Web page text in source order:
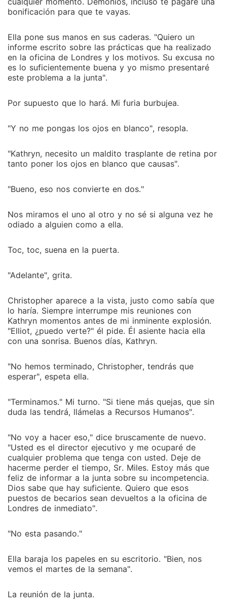
bonificación para que te vayas.
Ella pone sus manos en sus caderas. "Quiero un
informe escrito sobre las prácticas que ha realizado
en la oficina de Londres y los motivos. Su excusa no
es lo suficientemente buena y yo mismo presentaré
este problema a la junta".
Por supuesto que lo hará. Mi furia burbujea.
"Y no me pongas los ojos en blanco", resopla.
"Kathryn, necesito un maldito trasplante de retina por
tanto poner los ojos en blanco que causas".
"Bueno, eso nos convierte en dos."
Nos miramos el uno al otro y no sé si alguna vez he
odiado a alguien como a ella.
Toc, toc, suena en la puerta.
"Adelante", grita.
Christopher aparece a la vista, justo como sabía que
lo haría. Siempre interrumpe mis reuniones con
Kathryn momentos antes de mi inminente explosión.
"Elliot, ¿puedo verte?" él pide. Él asiente hacia ella
con una sonrisa. Buenos días, Kathryn.
"No hemos terminado, Christopher, tendrás que
esperar", espeta ella.
"Terminamos." Mi turno. "Si tiene más quejas, que sin
duda las tendrá, llámelas a Recursos Humanos".
"No voy a hacer eso," dice bruscamente de nuevo.
"Usted es el director ejecutivo y me ocuparé de
cualquier problema que tenga con usted. Deje de
hacerme perder el tiempo, Sr. Miles. Estoy más que
feliz de informar a la junta sobre su incompetencia.
Dios sabe que hay suficiente. Quiero que esos
puestos de becarios sean devueltos a la oficina de
Londres de inmediato".
"No esta pasando."
Ella baraja los papeles en su escritorio. "Bien, nos
vemos el martes de la semana".
La reunión de la junta.